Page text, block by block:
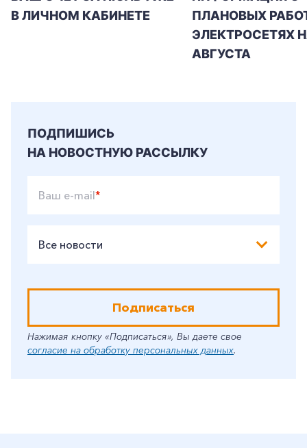
В ЛИЧНОМ КАБИНЕТЕ
ПЛАНОВЫХ
ЭЛЕКТРОСЕТЯХ
АВГУСТА
ПОДПИШИСЬ
НА НОВОСТНУЮ РАССЫЛКУ
Ваш e-mail*
Все новости
Подписаться
Нажимая кнопку «Подписаться», Вы даете свое
согласие на обработку персональных данных.